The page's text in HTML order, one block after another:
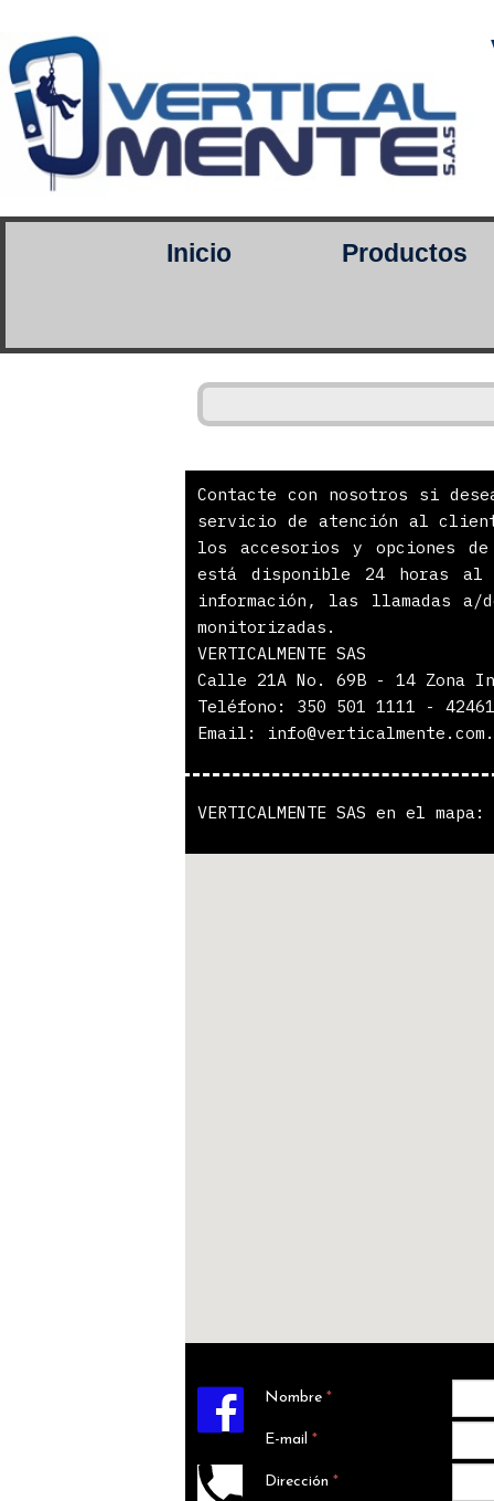
Nombre *
E-mail *
Dirección *
Contacte con nosotros si
servicio de atención al
los accesorios y opciones
está disponible 24 horas
información, las llamadas
monitorizadas.
VERTICALMENTE SAS
Calle 21A No. 69B - 14 Zona
Teléfono: 350 501 1111 -
Email:
VERTICALMENTE SAS en el mapa:

Inicio Productos